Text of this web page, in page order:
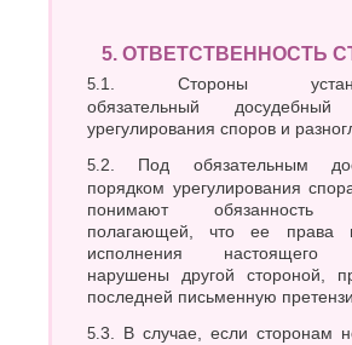
5. ОТВЕТСТВЕННОСТЬ
5.1. Стороны устанавливают
обязательный досудебный
урегулирования споров и
5.2. Под обязательным досудебным
порядком урегулирования
понимают обязанность
полагающей, что ее права
исполнения настоящего
нарушены другой стороной,
последней письменную
5.3. В случае, если сторонам не удастся